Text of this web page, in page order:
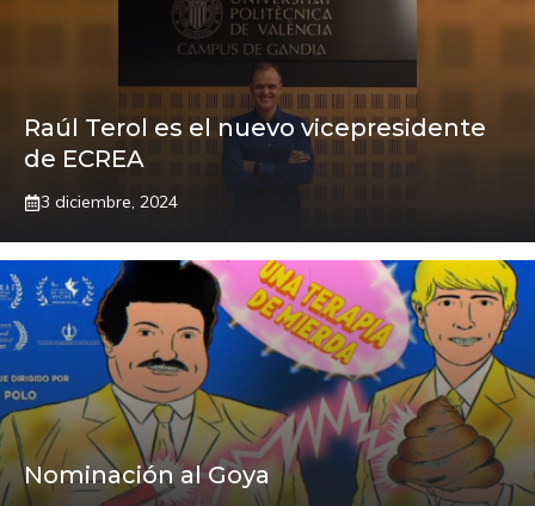
Raúl Terol es el nuevo vicepresidente
de ECREA
3 diciembre, 2024
Nominación al Goya